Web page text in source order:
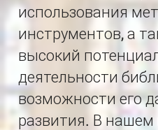
использования
инструментов, а
высокий
деятельности
возможности его
развития. В нашем